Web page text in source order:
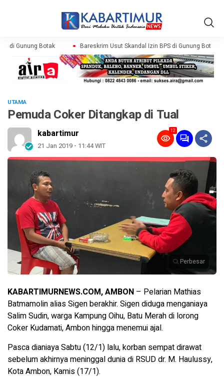
di Gunung Botak Bareskrim Usut Skandal Izin BPS di Gunung Botak
UTAMA
Pemuda Coker Ditangkap di Tual
kabartimur
21 Jan 2019 - 11:44 WIT
12
Perbesar
KABARTIMURNEWS.COM, AMBON – Pelarian Mathias
Batmamolin alias Sigen berakhir. Sigen diduga menganiaya
Salim Sudin, warga Kampung Oihu, Batu Merah di lorong
Coker Kudamati, Ambon hingga menemui ajal.
Pasca dianiaya Sabtu (12/1) lalu, korban sempat dirawat
sebelum akhirnya meninggal dunia di RSUD dr. M. Haulussy,
Kota Ambon, Kamis (17/1).